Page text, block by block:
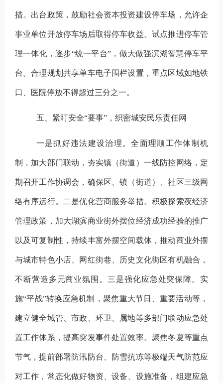
措。 出台政策，鼓励社会资本投资建设停车场，允许企
事业单位开放停车场后取得停车收益。试点推进停车管
理一体化，逐步“统一平台”，做大做强滨湖智慧停车平
台。合理规划共享单车电子围栏设置，重点区域如地铁
口、医院停放不得超过三分之一。
五、紧盯安全“要事”，织密城安民乐责任网
一是抓好违法建设治理。全面理顺工作体制机
制 ， 加大部门联动，夯实镇（街道）一线防控网络，定
期召开工作协调会，确保区、镇（街道）、社区三级网
络有序运行。 二是优化营商服务举措。 积极探索夜经济
管理政策，加大湖滨商业街外摆位经济成功经验的推广
以及可复制性，持续丰富外摆空间载体，推动商业外摆
与城市特色小店、网红街巷、历史文化街区有机融合，
不断营造多元商业氛围。 三是强化应急处突保障。 实
施“平战”转换应急机制，聚焦重大节日、重要活动等，
建立健全城管、市政、环卫、属地等多部门联动应急处
置工作体系，提高突发事件处置效率。聚焦冬夏等重点
节气，提前部署防汛防台、防雪抗冻等极端天气防范应
对工作，常态化做好物资、设备、设施准备，组建应急